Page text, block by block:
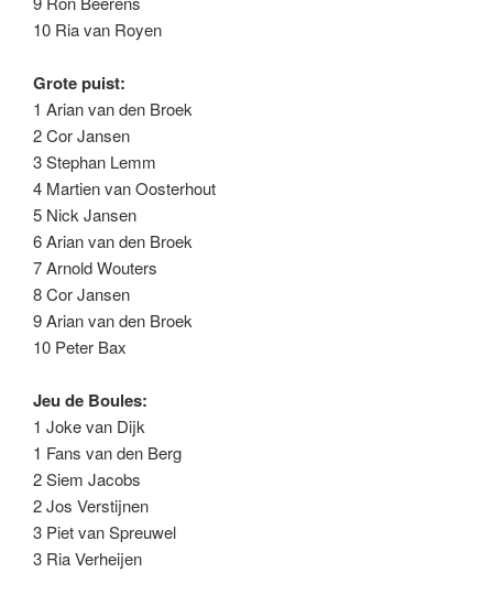
10 Ria van Royen
Grote puist:
1 Arian van den Broek
2 Cor Jansen
3 Stephan Lemm
4 Martien van Oosterhout
5 Nick Jansen
6 Arian van den Broek
7 Arnold Wouters
8 Cor Jansen
9 Arian van den Broek
10 Peter Bax
Jeu de Boules:
1 Joke van Dijk
1 Fans van den Berg
2 Siem Jacobs
2 Jos Verstijnen
3 Piet van Spreuwel
3 Ria Verheijen